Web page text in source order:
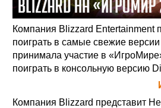
Компания Blizzard Entertainment
поиграть в самые свежие
принимала участие в
поиграть в консольную версию
Компания Blizzard представит